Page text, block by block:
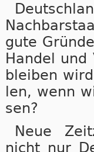
gute
Han­del
blei­ben
len, wenn
sen?
Neue
nicht nur